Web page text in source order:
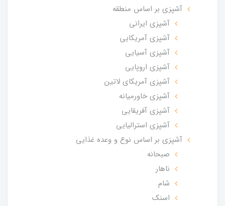
آشپزی بر اساس منطقه
آشپزی ایرانی
آشپزی آمریکایی
آشپزی آسیایی
آشپزی اروپایی
آشپزی آمریکای لاتین
آشپزی خاورمیانه
آشپزی آفریقایی
آشپزی استرالیایی
آشپزی بر اساس نوع و وعده غذایی
صبحانه
ناهار
شام
اسنک